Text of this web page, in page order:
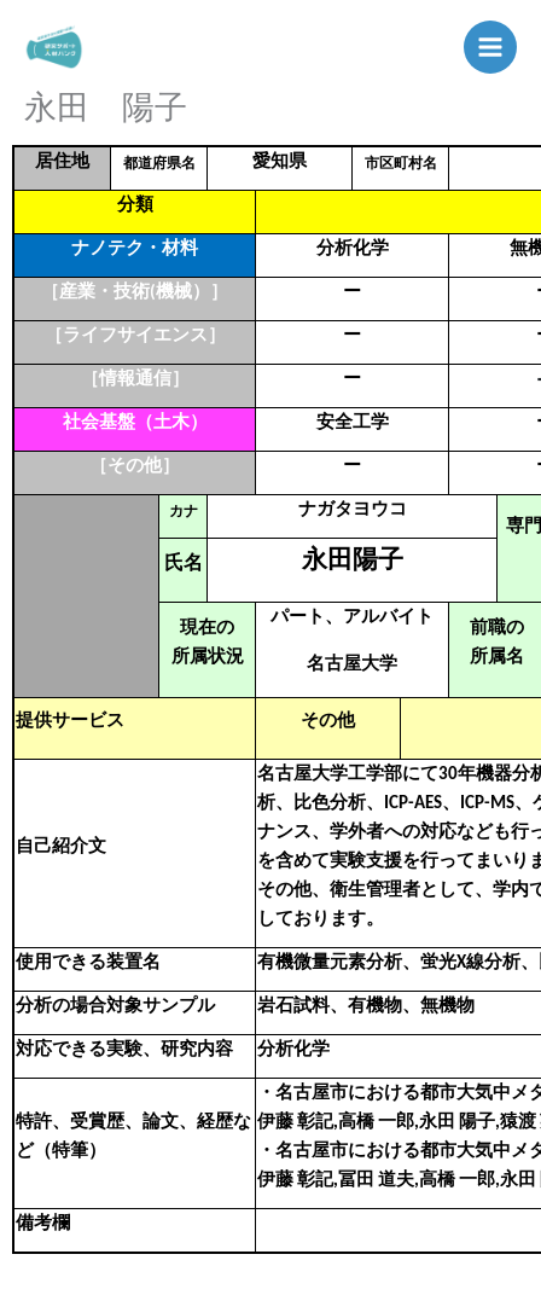
プ
永田 陽子
居住地 都道府県名 愛知県 市区町村名
分類
ナノテク・材料 分析化学 無
［産業・技術(機械）］ ー
［ライフサイエンス］ ー
［情報通信］ ー
社会基盤（土木） 安全工学
［その他］ ー
カナ
ナガタヨウコ
専
氏名 永田陽子
現在の
所属状況
パート、アルバイト
前職の
所属名
名古屋大学
提供サービス その他
自己紹介文
名古屋大学工学部にて30年機器分
析、比色分析、ICP-AES、ICP-MS
ナンス、学外者への対応なども行
を含めて実験支援を行ってまいり
その他、衛生管理者として、学内
しております。
使用できる装置名 有機微量元素分析、蛍光X線分析
分析の場合対象サンプル 岩石試料、有機物、無機物
対応できる実験、研究内容 分析化学
特許、受賞歴、論文、経歴な
ど（特筆）
・名古屋市における都市大気中
伊藤 彰記,高橋 一郎,永田 陽子,猿
・名古屋市における都市大気中メ
伊藤 彰記,冨田 道夫,高橋 一郎,永
備考欄